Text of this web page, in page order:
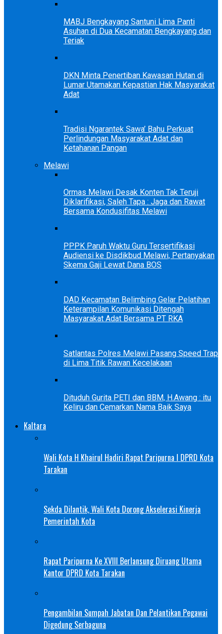
MABJ Bengkayang Santuni Lima Panti
Asuhan di Dua Kecamatan Bengkayang dan
Teriak
DKN Minta Penertiban Kawasan Hutan di
Lumar Utamakan Kepastian Hak Masyarakat
Adat
Tradisi Ngarantek Sawa’ Bahu Perkuat
Perlindungan Masyarakat Adat dan
Ketahanan Pangan
Melawi
Ormas Melawi Desak Konten Tak Teruji
Diklarifikasi, Saleh Tapa : Jaga dan Rawat
Bersama Kondusifitas Melawi
PPPK Paruh Waktu Guru Tersertifikasi
Audiensi ke Disdikbud Melawi, Pertanyakan
Skema Gaji Lewat Dana BOS
DAD Kecamatan Belimbing Gelar Pelatihan
Keterampilan Komunikasi Ditengah
Masyarakat Adat Bersama PT RKA
Satlantas Polres Melawi Pasang Speed Trap
di Lima Titik Rawan Kecelakaan
Dituduh Gurita PETI dan BBM, H.Awang : itu
Keliru dan Cemarkan Nama Baik Saya
Kaltara
Wali Kota H Khairul Hadiri Rapat Paripurna I DPRD Kota
Tarakan
Sekda Dilantik, Wali Kota Dorong Akselerasi Kinerja
Pemerintah Kota
Rapat Paripurna Ke XVIII Berlansung Diruang Utama
Kantor DPRD Kota Tarakan
Pengambilan Sumpah Jabatan Dan Pelantikan Pegawai
Digedung Serbaguna